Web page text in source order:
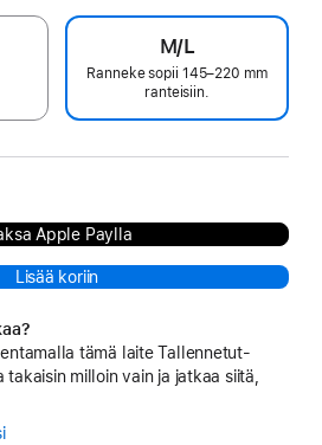
M/L
Ranneke sopii 145–220 mm
ranteisiin.
Apple Paylla
Lisää koriin
tämä laite Tallennetut-
milloin vain ja jatkaa siitä,